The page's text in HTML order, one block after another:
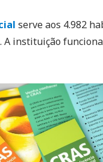
serve aos 4.982
A instituição